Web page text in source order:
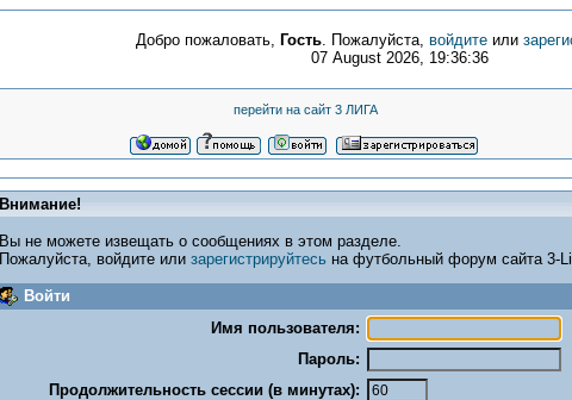
Добро пожаловать, Гость. Пожалуйста, войдите или
07 August 2026, 19:36:36
перейти на сайт 3 ЛИГА
Внимание!
Вы не можете извещать о сообщениях в этом разделе.
Пожалуйста, войдите или зарегистрируйтесь на футбольный форум сайта 3-
Войти
Имя пользователя:
Пароль:
Продолжительность сессии (в минутах):